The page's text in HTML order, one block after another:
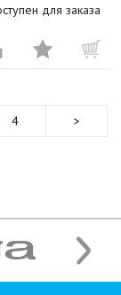
для заказа
4